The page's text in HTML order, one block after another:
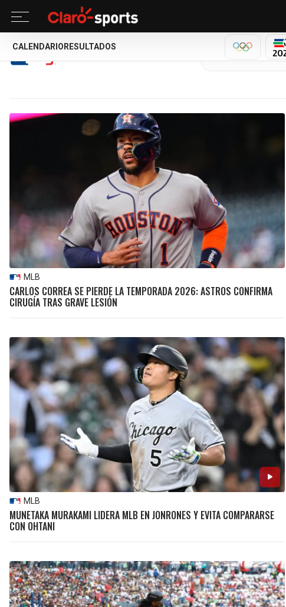
CALENDARIO RESULTADOS
MLB
MLB
CARLOS CORREA SE PIERDE LA TEMPORADA 2026: ASTROS CONFIRMA
CIRUGÍA TRAS GRAVE LESIÓN
MLB
MUNETAKA MURAKAMI LIDERA MLB EN JONRONES Y EVITA COMPARARSE
CON OHTANI